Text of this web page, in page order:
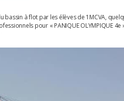
bassin à flot par les élèves de 1MCVA,
pour « PANIQUE OLYMPIQUE